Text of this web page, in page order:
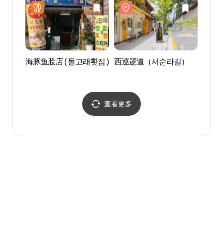
海豚鱼脍店 ( 돌고래횟집 ) 西巡逻道（서순라길）
查看更多